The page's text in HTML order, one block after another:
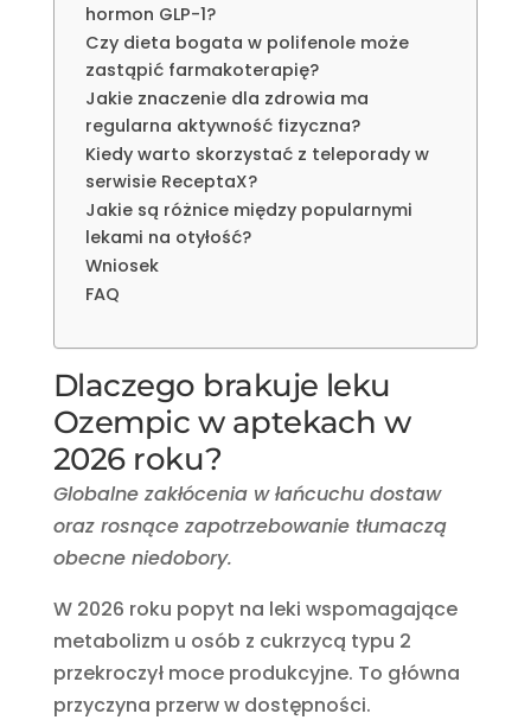
hormon GLP-1?
Czy dieta bogata w polifenole może
zastąpić farmakoterapię?
Jakie znaczenie dla zdrowia ma
regularna aktywność fizyczna?
Kiedy warto skorzystać z teleporady w
serwisie ReceptaX?
Jakie są różnice między popularnymi
lekami na otyłość?
Wniosek
FAQ
Dlaczego brakuje leku
Ozempic w aptekach w
2026 roku?
Globalne zakłócenia w łańcuchu dostaw
oraz rosnące zapotrzebowanie tłumaczą
obecne niedobory.
W 2026 roku popyt na leki wspomagające
metabolizm u osób z cukrzycą typu 2
przekroczył moce produkcyjne. To główna
przyczyna przerw w dostępności.